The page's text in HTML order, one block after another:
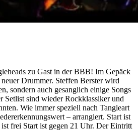
zu Gast in der BBB! Im Gepäck
Drummer. Steffen Berster wird
sondern auch gesanglich einige Songs
Setlist sind wieder Rockklassiker und
Wie immer speziell nach Tangleart
– arrangiert. Start ist
frei Start ist gegen 21 Uhr. Der Eintritt